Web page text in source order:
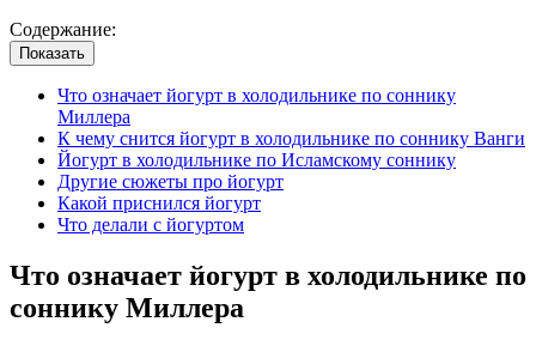
Содержание:
Показать
Что означает йогурт в холодильнике по соннику
Миллера
К чему снится йогурт в холодильнике по соннику Ванги
Йогурт в холодильнике по Исламскому соннику
Другие сюжеты про йогурт
Какой приснился йогурт
Что делали с йогуртом
Что означает йогурт в холодильнике по
соннику Миллера